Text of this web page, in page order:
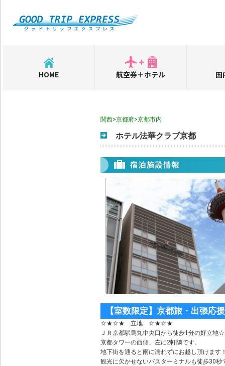
HOME 航空券＋ホテル 国
関西>京都府>京都市内
ホテル法華クラブ京都
【室数限定】京都旅・出張応
☆★☆★ 立地 ☆★☆★
ＪＲ京都駅烏丸中央口から徒歩1分の好立地☆
京都タワーの西側、左に2軒隣です。
地下街を通ると雨に濡れずにお越し頂けます
観光に欠かせないバスターミナルも徒歩30秒